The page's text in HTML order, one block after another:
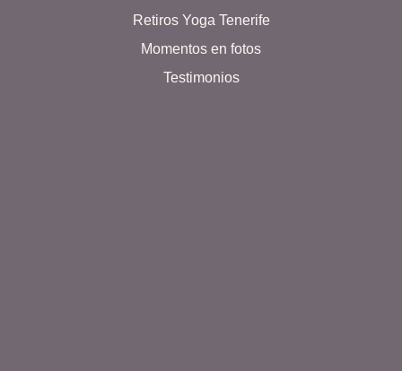
Retiros Yoga Tenerife
Momentos en fotos
Testimonios